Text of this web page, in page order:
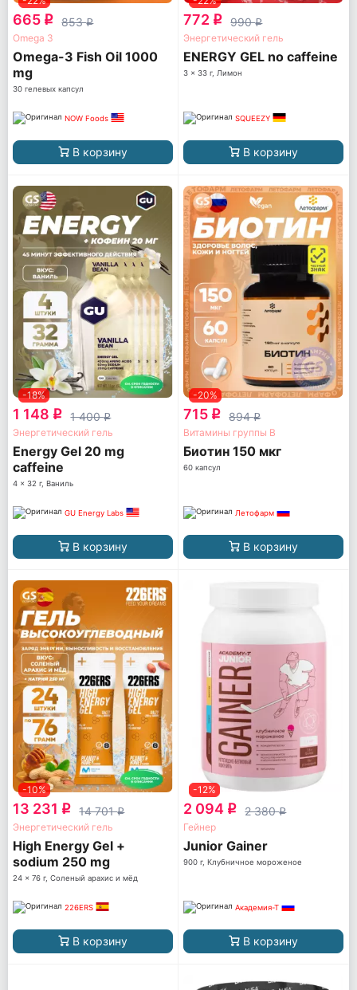
665 q 853q
Omega 3
Omega-3 Fish Oil 1000
mg
30 гелевых капсул
NOW Foods
В корзину
772 q 990q
Энергетический гель
ENERGY GEL no caffeine
3 x 33 г, Лимон
SQUEEZY
В корзину
-18%
1 148 q 1 400q
Энергетический гель
Energy Gel 20 mg
caffeine
4 x 32 г, Ваниль
GU Energy Labs
В корзину
-20%
715 q 894q
Витамины группы B
Биотин 150 мкг
60 капсул
Летофарм
В корзину
-10%
13 231 q 14 701q
Энергетический гель
High Energy Gel +
sodium 250 mg
24 x 76 г, Соленый арахис и мёд
226ERS
В корзину
-12%
2 094 q 2 380q
Гейнер
Junior Gainer
900 г, Клубничное мороженое
Академия-Т
В корзину